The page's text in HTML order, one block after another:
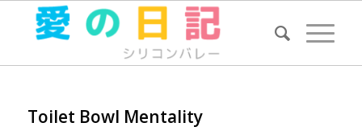
Toilet Bowl Mentality